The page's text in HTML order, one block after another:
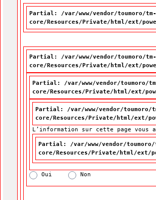
Partial: /var/www/vendor/toumoro/tm-
core/Resources/Private/html/ext/
Partial: /var/www/vendor/toumoro/tm-
core/Resources/Private/html/ext/
Partial: /var/www/vendor/toumoro/
core/Resources/Private/html/ext/
Partial: /var/www/vendor/toumoro/
core/Resources/Private/html/ext/
L’information sur cette page
L’information sur cette page
Partial: /var/www/vendor/toumoro/
core/Resources/Private/html/ext/
Oui Non